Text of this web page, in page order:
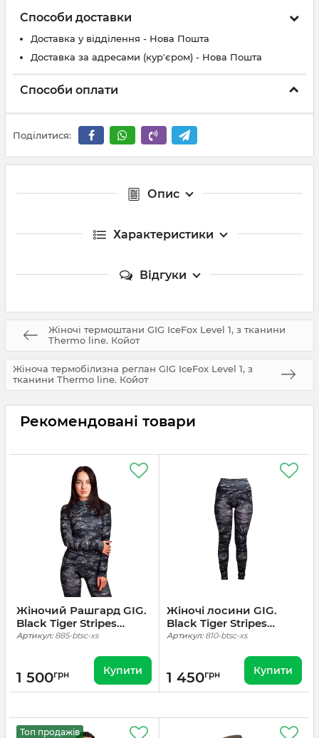
Способи доставки
Доставка у відділення - Нова Пошта
Доставка за адресами (кур'єром) - Нова Пошта
Способи оплати
Поділитися:
Опис
Характеристики
Відгуки
Жіночі термоштани GIG IceFox Level 1, з тканини
Thermo line. Койот
Жіноча термобілизна реглан GIG IceFox Level 1, з
тканини Thermo line. Койот
Рекомендовані товари
Жіночий Рашгард GIG.
Black Tiger Stripes
Camo
Артикул:885-btsc-xs
1 500грн Купити
Жіночі лосини GIG.
Black Tiger Stripes
Camo
Артикул:810-btsc-xs
1 450грн Купити
Топ продажів